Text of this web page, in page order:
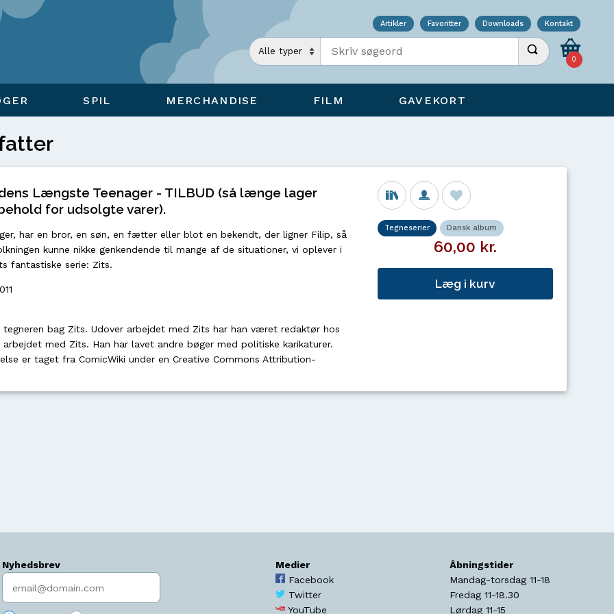
Artikler Favoritter Downloads Kontakt
Indtast søgeord Udfør søgning
0
SPIL MERCHANDISE FILM GAVEKORT
Længste Teenager - TILBUD (så længe lager
for udsolgte varer).
har en bror, en søn, en fætter eller blot en bekendt, der ligner Filip, så
kunne nikke genkendende til mange af de situationer, vi oplever i
fantastiske serie: Zits.
bag Zits. Udover arbejdet med Zits har han været redaktør hos
med Zits. Han har lavet andre bøger med politiske karikaturer.
er taget fra ComicWiki under en Creative Commons Attribution-
Tegneserier Dansk album
60,00 kr.
Læg i kurv
Nyhedsbrev
Indtast søgeord
Medier
Facebook
Twitter
YouTube
Åbningstider
Mandag-torsdag 11-18
Fredag 11-18.30
Lørdag 11-15